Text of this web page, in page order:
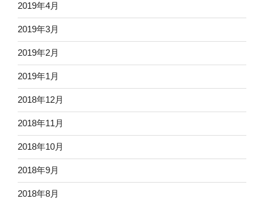
2019年4月
2019年3月
2019年2月
2019年1月
2018年12月
2018年11月
2018年10月
2018年9月
2018年8月